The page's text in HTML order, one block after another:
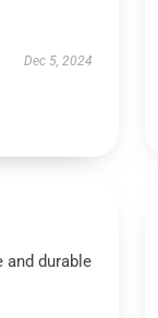
Dec 5, 2024
and durable